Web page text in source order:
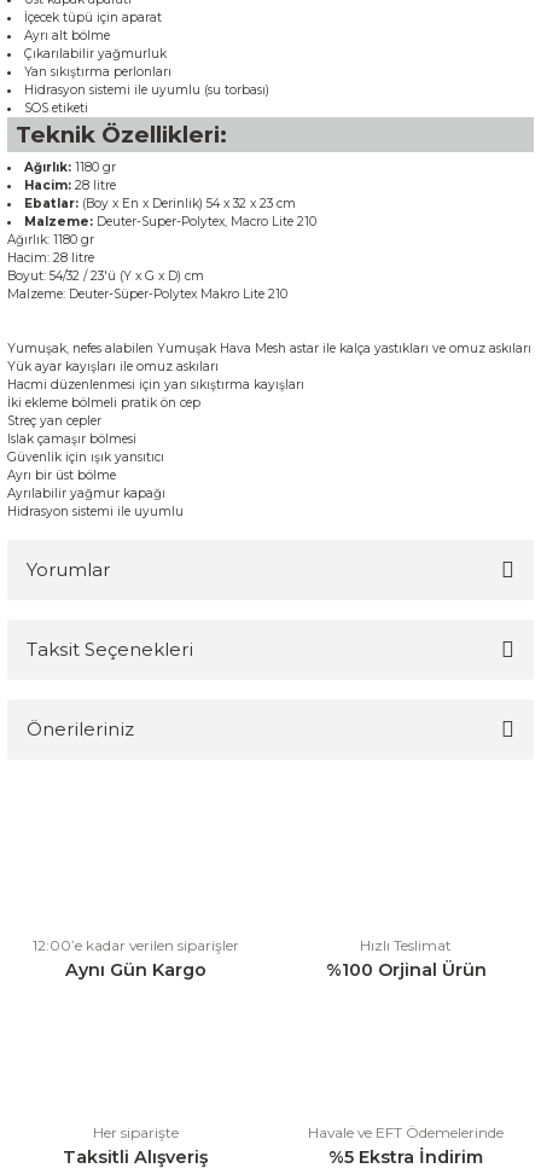
İçecek tüpü için aparat
Ayrı alt bölme
Çıkarılabilir yağmurluk
Yan sıkıştırma perlonları
Hidrasyon sistemi ile uyumlu (su torbası)
SOS etiketi
Teknik Özellikleri:
Ağırlık: 1180 gr
Hacim: 28 litre
Ebatlar: (Boy x En x Derinlik) 54 x 32 x 23 cm
Malzeme: Deuter-Super-Polytex, Macro Lite 210
Ağırlık: 1180 gr
Hacim: 28 litre
Boyut: 54/32 / 23'ü (Y x G x D) cm
Malzeme: Deuter-Süper-Polytex Makro Lite 210
Yumuşak, nefes alabilen Yumuşak Hava Mesh astar ile kalça yastıkları ve omuz askıları
Yük ayar kayışları ile omuz askıları
Hacmi düzenlenmesi için yan sıkıştırma kayışları
İki ekleme bölmeli pratik ön cep
Streç yan cepler
Islak çamaşır bölmesi
Güvenlik için ışık yansıtıcı
Ayrı bir üst bölme
Ayrılabilir yağmur kapağı
Hidrasyon sistemi ile uyumlu
Yorumlar
Taksit Seçenekleri
Önerileriniz
Ürün açıklamasında eksik bilgiler bulunuyor.
Ürün bilgilerinde hatalar bulunuyor.
12:00’e kadar verilen siparişler
Aynı Gün Kargo
Hızlı Teslimat
%100 Orjinal Ürün
Her siparişte
Taksitli Alışveriş
Havale ve EFT Ödemelerinde
%5 Ekstra İndirim